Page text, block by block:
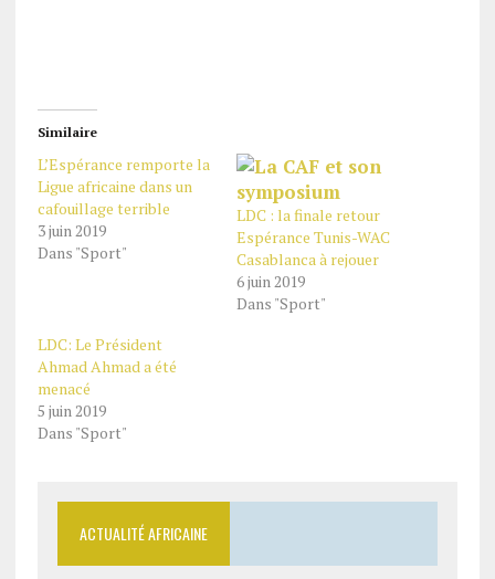
Similaire
L’Espérance remporte la
Ligue africaine dans un
cafouillage terrible
3 juin 2019
Dans "Sport"
LDC : la finale retour
Espérance Tunis-WAC
Casablanca à rejouer
6 juin 2019
Dans "Sport"
LDC: Le Président
Ahmad Ahmad a été
menacé
5 juin 2019
Dans "Sport"
ACTUALITÉ AFRICAINE